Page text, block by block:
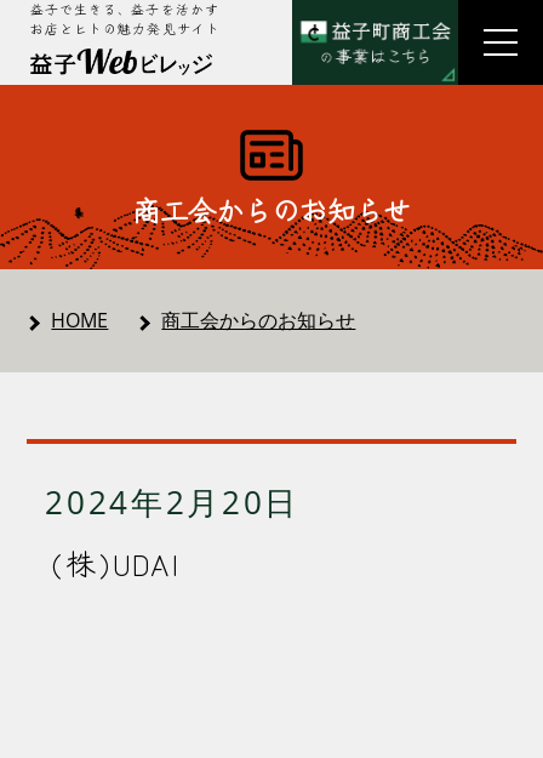
益子で生きる、益子を活かす
お店とヒトの魅力発見サイト
商工会からのお知らせ
HOME 商工会からのお知らせ
2024年2月20日
(株)UDAI